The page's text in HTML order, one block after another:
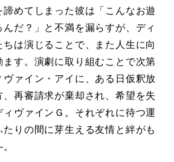
めてしまった彼は「こんなお遊
だ？」と不満を漏らすが、ディ
ちは演じることで、また人生に向
ます。演劇に取り組むことで次第
ヴァイン・アイに、ある日仮釈放
再審請求が棄却され、希望を失
ヴァインＧ。それぞれに待つ運
りの間に芽生える友情と絆がも